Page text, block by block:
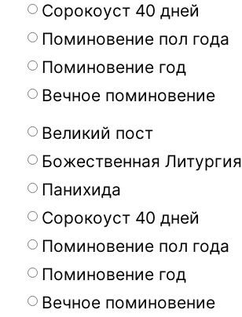
Сорокоуст 40 дней
Поминовение пол года
Поминовение год
Вечное поминовение
Великий пост
Божественная Литургия
Панихида
Сорокоуст 40 дней
Поминовение пол года
Поминовение год
Вечное поминовение